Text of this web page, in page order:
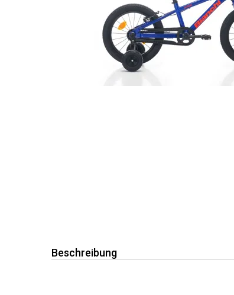
Beschreibung